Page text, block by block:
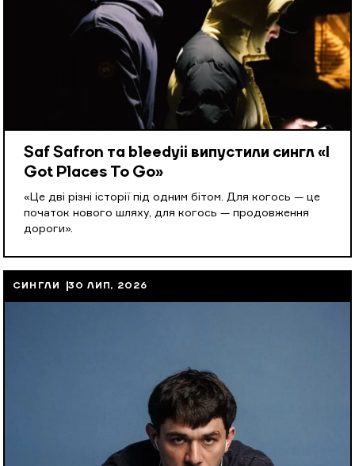
Saf Safron та bleedyii випустили сингл «I
Got Places To Go»
«Це дві різні історії під одним бітом. Для когось — це
початок нового шляху, для когось — продовження
дороги».
СИНГЛИ 30 ЛИП, 2026